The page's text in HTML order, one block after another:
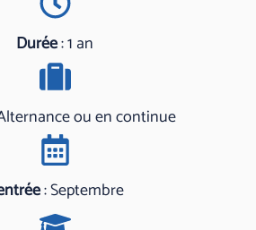
Durée: 1 an
ou en continue
: Septembre